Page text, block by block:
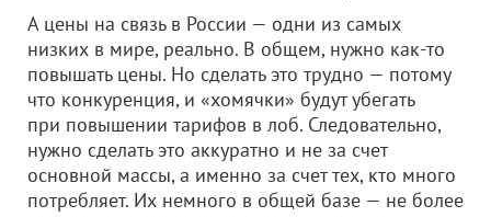
А цены на связь в России — одни из самых
низких в мире, реально. В общем, нужно как-то
повышать цены. Но сделать это трудно — потому
что конкуренция, и «хомячки» будут убегать
при повышении тарифов в лоб. Следовательно,
нужно сделать это аккуратно и не за счет
основной массы, а именно за счет тех, кто много
потребляет. Их немного в общей базе — не более